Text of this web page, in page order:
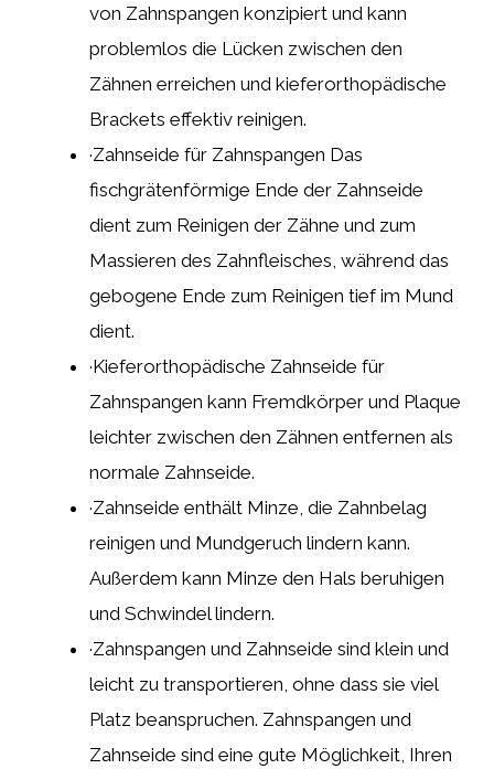
von Zahnspangen konzipiert und kann
problemlos die Lücken zwischen den
Zähnen erreichen und kieferorthopädische
Brackets effektiv reinigen.
·Zahnseide für Zahnspangen Das
fischgrätenförmige Ende der Zahnseide
dient zum Reinigen der Zähne und zum
Massieren des Zahnfleisches, während das
gebogene Ende zum Reinigen tief im Mund
dient.
·Kieferorthopädische Zahnseide für
Zahnspangen kann Fremdkörper und Plaque
leichter zwischen den Zähnen entfernen als
normale Zahnseide.
·Zahnseide enthält Minze, die Zahnbelag
reinigen und Mundgeruch lindern kann.
Außerdem kann Minze den Hals beruhigen
und Schwindel lindern.
·Zahnspangen und Zahnseide sind klein und
leicht zu transportieren, ohne dass sie viel
Platz beanspruchen. Zahnspangen und
Zahnseide sind eine gute Möglichkeit, Ihren